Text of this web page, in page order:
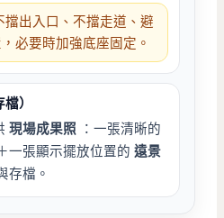
擋出入口、不擋走道、避
必要時加強底座固定。
）
現場成果照
：一張清晰的
一張顯示擺放位置的 遠景
存檔。